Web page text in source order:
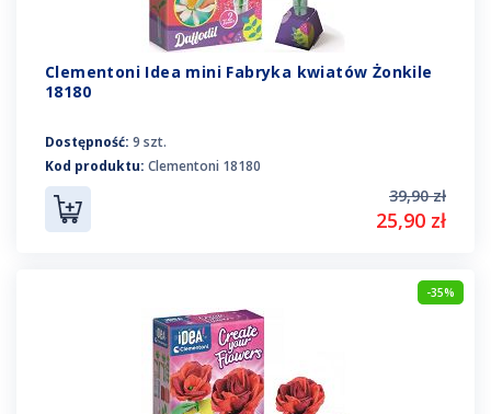
Clementoni Idea mini Fabryka kwiatów Żonkile
18180
Dostępność: 9 szt.
Kod produktu: Clementoni 18180
39,90 zł
25,90 zł
-35%